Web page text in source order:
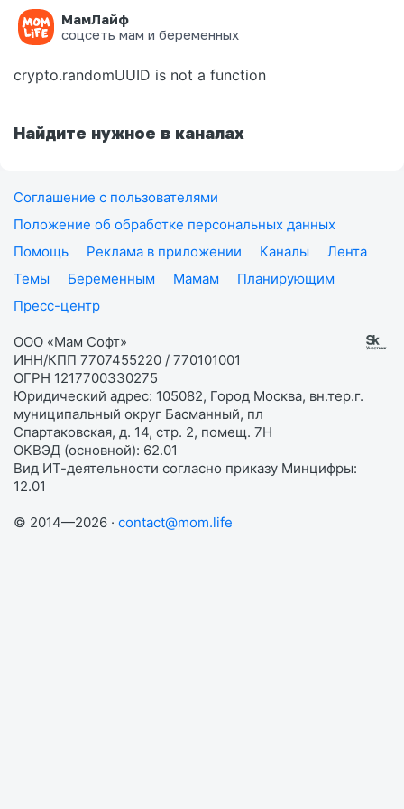
МамЛайф
соцсеть мам и беременных
Ошибка на странице
crypto.randomUUID is not a function
Найдите нужное в каналах
Соглашение с пользователями
Положение об обработке персональных данных
Помощь
Реклама в приложении Каналы
Лента
Темы
Беременным Мамам
Планирующим
Пресс-центр
ООО «Мам Софт»
ИНН/КПП 7707455220 / 770101001
ОГРН 1217700330275
Юридический адрес: 105082, Город Москва, вн.тер.г.
муниципальный округ Басманный, пл
Спартаковская, д. 14, стр. 2, помещ. 7Н
ОКВЭД (основной): 62.01
Вид ИТ-деятельности согласно приказу Минцифры:
12.01
© 2014—2026 · contact@mom.life